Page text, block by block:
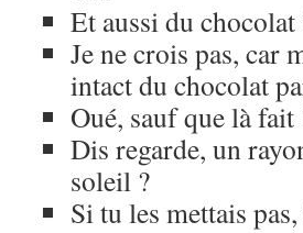
Et aussi du chocolat
Je ne crois pas, car
intact du chocolat
Oué, sauf que là fait
Dis regarde, un
soleil ?
Si tu les mettais